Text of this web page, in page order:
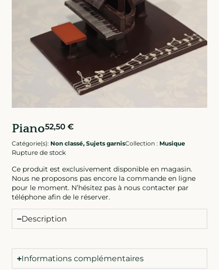
Piano52,50 €
Catégorie(s): Non classé, Sujets garnisCollection : Musique
Rupture de stock
Ce produit est exclusivement disponible en magasin.
Nous ne proposons pas encore la commande en ligne
pour le moment. N’hésitez pas à nous contacter par
téléphone afin de le réserver.
Description
Informations complémentaires